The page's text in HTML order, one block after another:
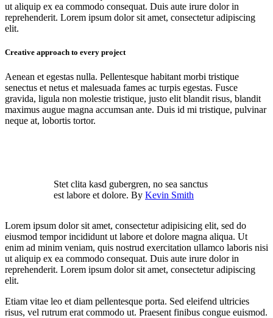
ut aliquip ex ea commodo consequat. Duis aute irure dolor in
reprehenderit. Lorem ipsum dolor sit amet, consectetur adipiscing
elit.
Creative approach to every project
Aenean et egestas nulla. Pellentesque habitant morbi tristique
senectus et netus et malesuada fames ac turpis egestas. Fusce
gravida, ligula non molestie tristique, justo elit blandit risus, blandit
maximus augue magna accumsan ante. Duis id mi tristique, pulvinar
neque at, lobortis tortor.
Stet clita kasd gubergren, no sea sanctus
est labore et dolore. By Kevin Smith
Lorem ipsum dolor sit amet, consectetur adipisicing elit, sed do
eiusmod tempor incididunt ut labore et dolore magna aliqua. Ut
enim ad minim veniam, quis nostrud exercitation ullamco laboris nisi
ut aliquip ex ea commodo consequat. Duis aute irure dolor in
reprehenderit. Lorem ipsum dolor sit amet, consectetur adipiscing
elit.
Etiam vitae leo et diam pellentesque porta. Sed eleifend ultricies
risus, vel rutrum erat commodo ut. Praesent finibus congue euismod.